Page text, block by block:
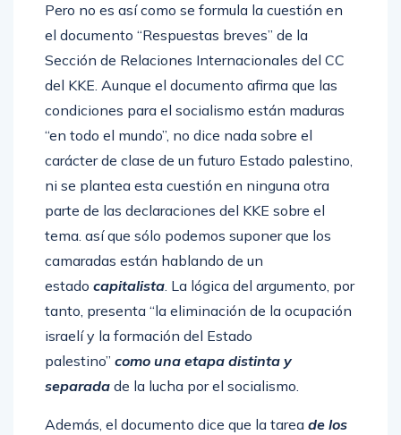
Pero no es así como se formula la cuestión en
el documento “Respuestas breves” de la
Sección de Relaciones Internacionales del CC
del KKE. Aunque el documento afirma que las
condiciones para el socialismo están maduras
“en todo el mundo”, no dice nada sobre el
carácter de clase de un futuro Estado palestino,
ni se plantea esta cuestión en ninguna otra
parte de las declaraciones del KKE sobre el
tema. así que sólo podemos suponer que los
camaradas están hablando de un
estado capitalista. La lógica del argumento, por
tanto, presenta “la eliminación de la ocupación
israelí y la formación del Estado
palestino” como una etapa distinta y
separada de la lucha por el socialismo.
Además, el documento dice que la tarea de los